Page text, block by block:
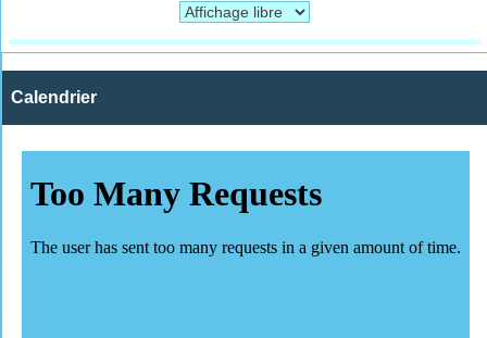
Calendrier